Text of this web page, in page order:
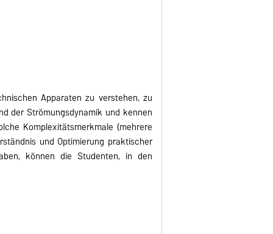
Apparaten zu verstehen, zu
der Strömungsdynamik und kennen
Komplexitätsmerkmale (mehrere
und Optimierung praktischer
können die Studenten, in den